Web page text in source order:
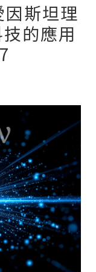
斯坦理
的應用